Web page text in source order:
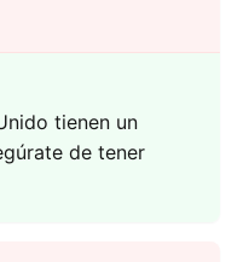
tienen un
de tener